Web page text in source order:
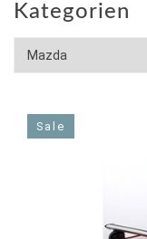
Kategorien
Sale